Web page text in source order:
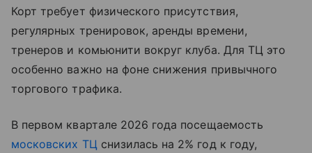
Корт требует физического присутствия,
регулярных тренировок, аренды времени,
тренеров и комьюнити вокруг клуба. Для ТЦ это
особенно важно на фоне снижения привычного
торгового трафика.
В первом квартале 2026 года посещаемость
московских ТЦснизилась на 2% год к году,